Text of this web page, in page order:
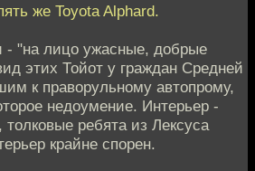
же Toyota Alphard.
- "на лицо ужасные, добрые
этих Тойот у граждан Средней
к праворульному автопрому,
недоумение. Интерьер -
ребята из Лексуса
крайне спорен.